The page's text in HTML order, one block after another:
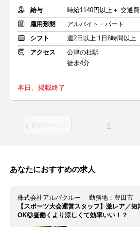
給与
時給1140円以上＋ 交通
雇用形態
アルバイト・パート
シフト
週2日以上 1日6時間以上
アクセス
公津の杜駅
徒歩4分
本日、掲載終了
前のページへ 1
あなたにおすすめの求人
株式会社アルバクルー 勤務地：豊田市
【スポーツ大会運営スタッフ】激レア／
OK◎昼働くより涼しくて効率いい！？